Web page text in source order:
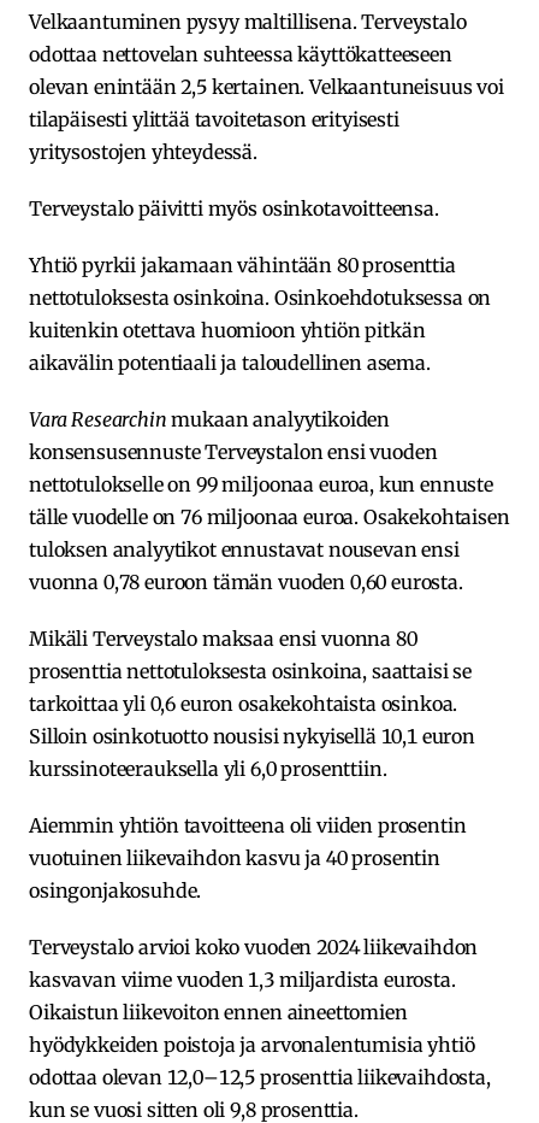
Velkaantuminen pysyy maltillisena. Terveystalo
odottaa nettovelan suhteessa käyttökatteeseen
olevan enintään 2,5 kertainen. Velkaantuneisuus voi
tilapäisesti ylittää tavoitetason erityisesti
yritysostojen yhteydessä.
Terveystalo päivitti myös osinkotavoitteensa.
Yhtiö pyrkii jakamaan vähintään 80 prosenttia
nettotuloksesta osinkoina. Osinkoehdotuksessa on
kuitenkin otettava huomioon yhtiön pitkän
aikavälin potentiaali ja taloudellinen asema.
Vara Researchin mukaan analyytikoiden
konsensusennuste Terveystalon ensi vuoden
nettotulokselle on 99 miljoonaa euroa, kun ennuste
tälle vuodelle on 76 miljoonaa euroa. Osakekohtaisen
tuloksen analyytikot ennustavat nousevan ensi
vuonna 0,78 euroon tämän vuoden 0,60 eurosta.
Mikäli Terveystalo maksaa ensi vuonna 80
prosenttia nettotuloksesta osinkoina, saattaisi se
tarkoittaa yli 0,6 euron osakekohtaista osinkoa.
Silloin osinkotuotto nousisi nykyisellä 10,1 euron
kurssinoteerauksella yli 6,0 prosenttiin.
Aiemmin yhtiön tavoitteena oli viiden prosentin
vuotuinen liikevaihdon kasvu ja 40 prosentin
osingonjakosuhde.
Terveystalo arvioi koko vuoden 2024 liikevaihdon
kasvavan viime vuoden 1,3 miljardista eurosta.
Oikaistun liikevoiton ennen aineettomien
hyödykkeiden poistoja ja arvonalentumisia yhtiö
odottaa olevan 12,0–12,5 prosenttia liikevaihdosta,
kun se vuosi sitten oli 9,8 prosenttia.